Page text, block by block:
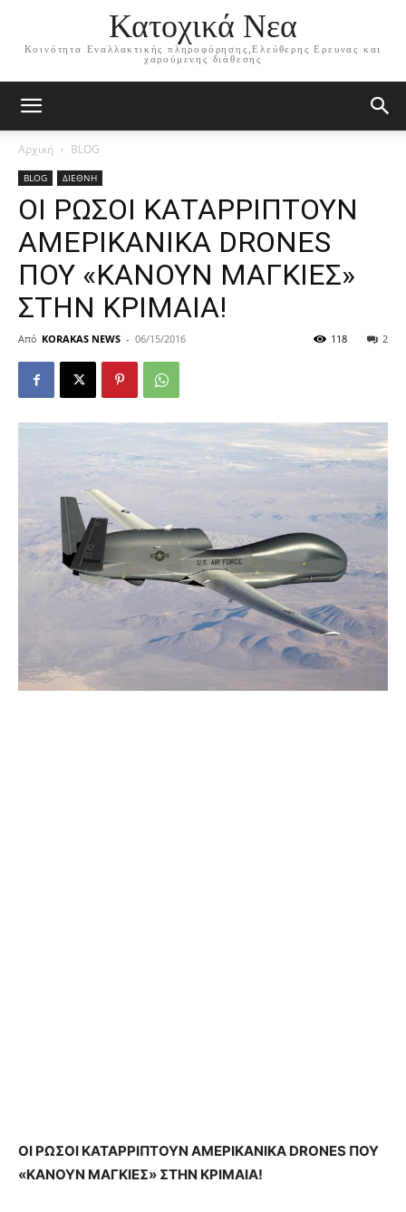
Κατοχικά Νεα
Κοινότητα Εναλλακτικής πληροφόρησης,Ελεύθερης Ερευνας και
χαρούμενης διάθεσης
Αρχική BLOG
BLOG ΔΙΕΘΝΗ
ΟΙ ΡΩΣΟΙ ΚΑΤΑΡΡΙΠΤΟΥΝ
ΑΜΕΡΙΚΑΝΙΚΑ DRONES
ΠΟΥ «ΚΑΝΟΥΝ ΜΑΓΚΙΕΣ»
ΣΤΗΝ ΚΡΙΜΑΙΑ!
Από KORAKAS NEWS - 06/15/2016 2
118
ΟΙ ΡΩΣΟΙ ΚΑΤΑΡΡΙΠΤΟΥΝ ΑΜΕΡΙΚΑΝΙΚΑ DRONES ΠΟΥ
«ΚΑΝΟΥΝ ΜΑΓΚΙΕΣ» ΣΤΗΝ ΚΡΙΜΑΙΑ!